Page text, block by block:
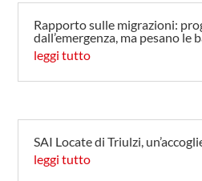
Rapporto sulle migrazioni:
dall’emergenza, ma pesano le
leggi tutto
SAI Locate di Triulzi,
leggi tutto